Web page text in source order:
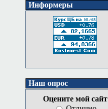
Информеры
Наш опрос
Оцените мой сайт